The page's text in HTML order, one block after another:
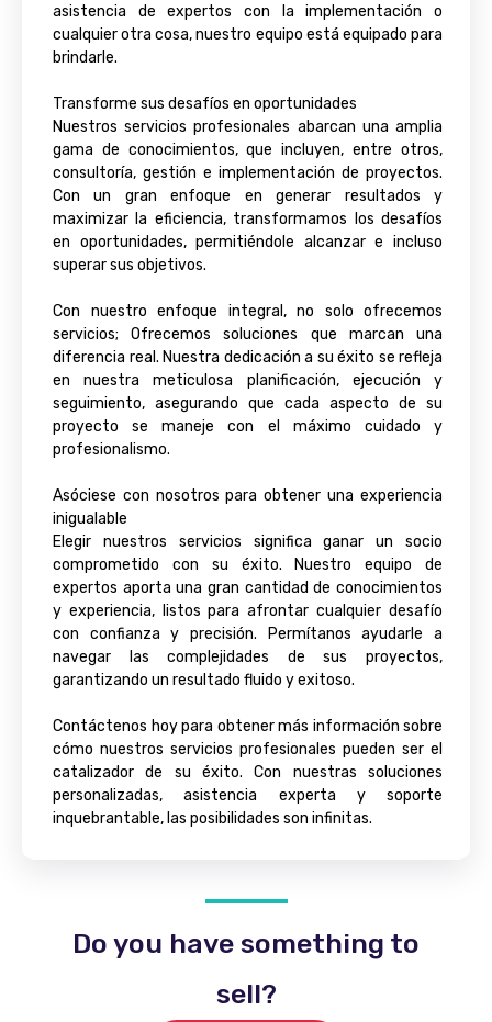
asistencia de expertos con la implementación o
cualquier otra cosa, nuestro equipo está equipado para
brindarle.
Transforme sus desafíos en oportunidades
Nuestros servicios profesionales abarcan una amplia
gama de conocimientos, que incluyen, entre otros,
consultoría, gestión e implementación de proyectos.
Con un gran enfoque en generar resultados y
maximizar la eficiencia, transformamos los desafíos
en oportunidades, permitiéndole alcanzar e incluso
superar sus objetivos.
Con nuestro enfoque integral, no solo ofrecemos
servicios; Ofrecemos soluciones que marcan una
diferencia real. Nuestra dedicación a su éxito se refleja
en nuestra meticulosa planificación, ejecución y
seguimiento, asegurando que cada aspecto de su
proyecto se maneje con el máximo cuidado y
profesionalismo.
Asóciese con nosotros para obtener una experiencia
inigualable
Elegir nuestros servicios significa ganar un socio
comprometido con su éxito. Nuestro equipo de
expertos aporta una gran cantidad de conocimientos
y experiencia, listos para afrontar cualquier desafío
con confianza y precisión. Permítanos ayudarle a
navegar las complejidades de sus proyectos,
garantizando un resultado fluido y exitoso.
Contáctenos hoy para obtener más información sobre
cómo nuestros servicios profesionales pueden ser el
catalizador de su éxito. Con nuestras soluciones
personalizadas, asistencia experta y soporte
inquebrantable, las posibilidades son infinitas.
Do you have something to
sell?